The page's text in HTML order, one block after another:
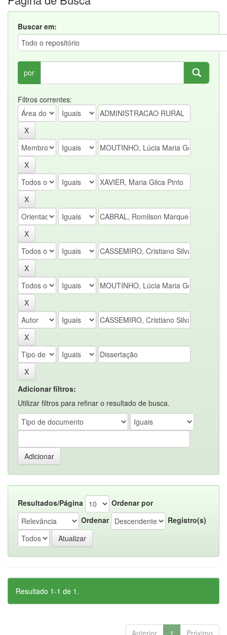
Buscar em:
por
Filtros correntes:
Adicionar filtros:
Utilizar filtros para refinar o resultado de busca.
Resultados/Página
Ordenar por
Ordenar
Registro(s)
Resultado 1-1 de 1.
Anterior 1 Próximo